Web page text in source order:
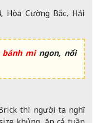
Hòa Cường Bắc, Hải
mìngon, nổi
thì người ta nghĩ